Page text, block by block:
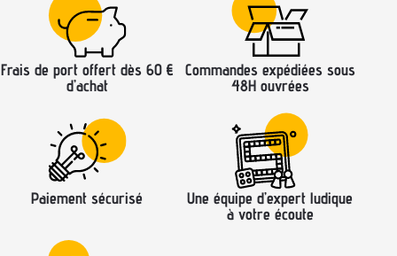
Frais de port offert dès 60 €
d’achat
Commandes expédiées sous
48H ouvrées
Paiement sécurisé
Une équipe d’expert ludique
à votre écoute